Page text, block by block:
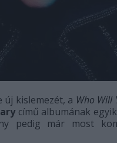
kislemezét, a Who Will
című albumának
pedig már most